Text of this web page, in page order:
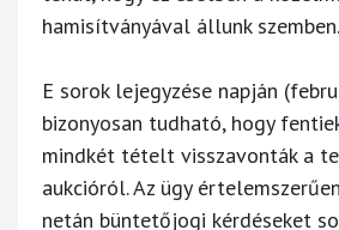
hamisítványával állunk szemben.
E sorok lejegyzése napján
bizonyosan tudható, hogy
mindkét tételt visszavonták a
aukcióról. Az ügy
netán büntetőjogi kérdéseket